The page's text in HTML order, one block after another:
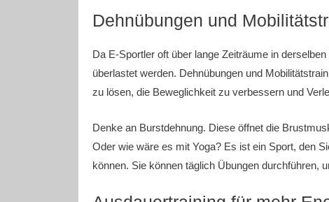
Dehnübungen und
Da E-Sportler oft über lange Zeiträume in
überlastet werden. Dehnübungen und
zu lösen, die Beweglichkeit zu verbessern und
Denke an Burstdehnung. Diese öffnet die
Oder wie wäre es mit Yoga? Es ist ein Sport, den
können. Sie können täglich Übungen durchführen,